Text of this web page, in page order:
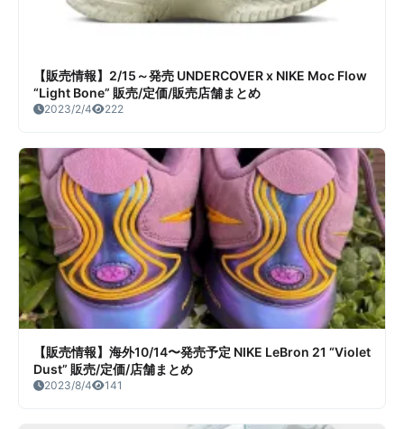
【販売情報】2/15～発売 UNDERCOVER x NIKE Moc Flow
“Light Bone” 販売/定価/販売店舗まとめ
2023/2/4 222
【販売情報】海外10/14〜発売予定 NIKE LeBron 21 “Violet
Dust” 販売/定価/店舗まとめ
2023/8/4 141